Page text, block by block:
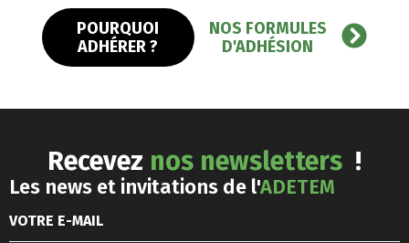
POURQUOI
ADHÉRER ?
NOS FORMULES
D'ADHÉSION
Recevez nos newsletters !
Les news et invitations de l'ADETEM